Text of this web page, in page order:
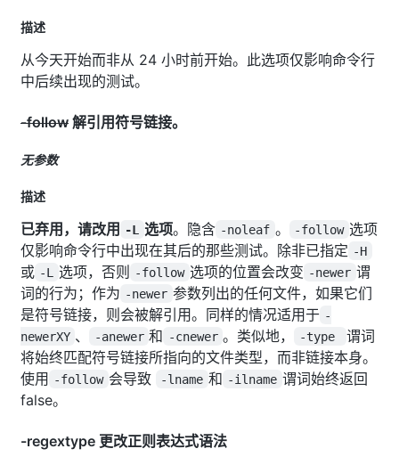
描述
从今天开始而非从 24 小时前开始。此选项仅影响命令行
中后续出现的测试。
-follow 解引用符号链接。
无参数
描述
已弃用，请改用 -L 选项。隐含 -noleaf 。 -follow 选项
仅影响命令行中出现在其后的那些测试。除非已指定 -H
或 -L 选项，否则 -follow 选项的位置会改变 -newer 谓
词的行为；作为 -newer 参数列出的任何文件，如果它们
是符号链接，则会被解引用。同样的情况适用于 -
newerXY 、 -anewer 和 -cnewer 。类似地， -type
谓词
将始终匹配符号链接所指向的文件类型，而非链接本身。
使用 -follow 会导致 -lname 和 -ilname 谓词始终返回
false。
-regextype 更改正则表达式语法